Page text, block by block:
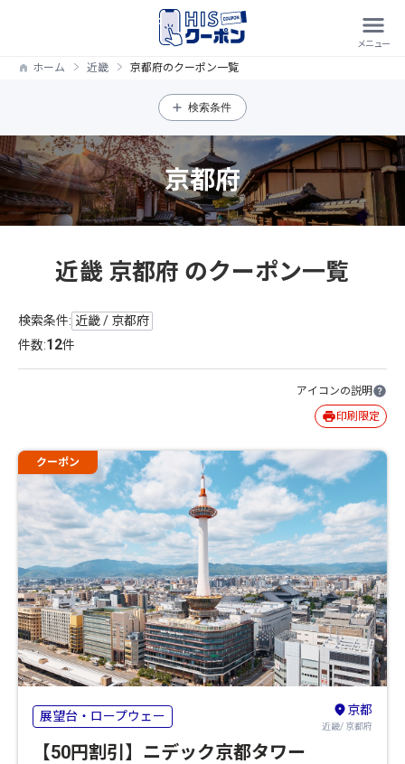
ホーム 近畿 京都府のクーポン一覧
検索条件
京都府
近畿 京都府 のクーポン一覧
検索条件: 近畿 / 京都府
件数:12件
アイコンの説明
印刷限定
クーポン
展望台・ロープウェー 京都
近畿/ 京都府
【50円割引】ニデック京都タワー